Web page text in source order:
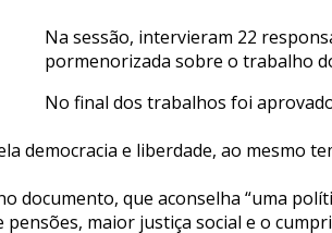
Na sessão, intervieram 22
pormenorizada sobre o trabalho
No final dos trabalhos foi
democracia e liberdade, ao mesmo
documento, que aconselha “uma
maior justiça social e o